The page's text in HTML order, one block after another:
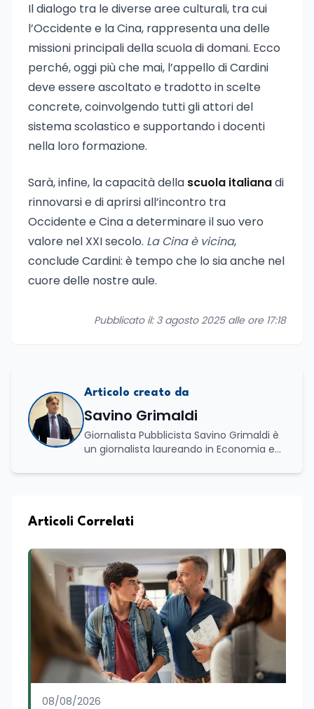
Il dialogo tra le diverse aree culturali, tra cui
l’Occidente e la Cina, rappresenta una delle
missioni principali della scuola di domani. Ecco
perché, oggi più che mai, l’appello di Cardini
deve essere ascoltato e tradotto in scelte
concrete, coinvolgendo tutti gli attori del
sistema scolastico e supportando i docenti
nella loro formazione.
Sarà, infine, la capacità della scuola italianadi
rinnovarsi e di aprirsi all’incontro tra
Occidente e Cina a determinare il suo vero
valore nel XXI secolo. La Cina è vicina,
conclude Cardini: è tempo che lo sia anche nel
cuore delle nostre aule.
Pubblicato il: 3 agosto 2025 alle ore 17:18
Articolo creato da
Savino Grimaldi
Giornalista Pubblicista Savino Grimaldi è
un giornalista laureando in Economia e
maturata nel settore della formazione.
professionale, distinguendosi per una
attive del lavoro e delle dinamiche che
legano istruzione, occupazione e
sviluppo delle competenze. Alla
preparazione economica e professionale
affianca una grande passione per la
lettura e per il giornalismo, che ne
arricchiscono il profilo umano e
culturale. Spazia con disinvoltura tra
diverse tematiche, offrendo sempre il
proprio punto di vista con equilibrio,
sensibilità e spirito critico.
Articoli Correlati
08/08/2026